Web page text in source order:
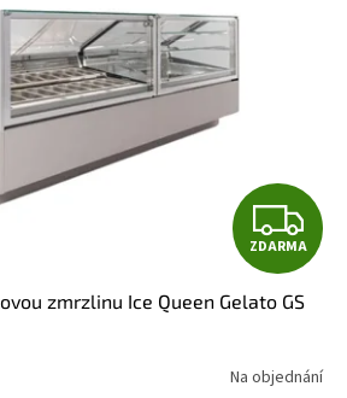
Z
D
A
R
ZDARMA
zmrzlinu Ice Queen Gelato GS
Na objednání